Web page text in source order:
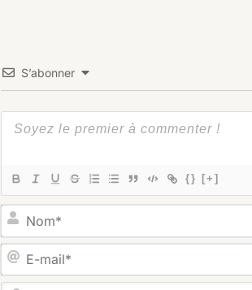
S’abonner
{} [+]